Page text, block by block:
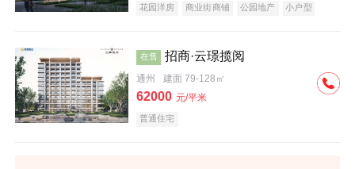
花园洋房 商业街商铺 公园地产
小户型
在售 招商·云璟揽阅
通州 建面 79-128㎡
62000 元/平米
普通住宅